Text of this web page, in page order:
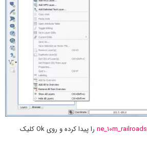
را پیدا کرده و روی Ok کلیک